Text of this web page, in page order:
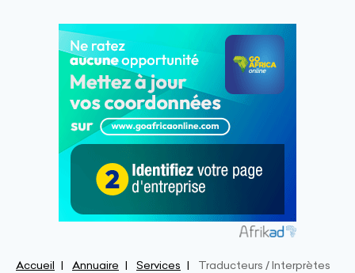
Accueil Annuaire Services Traducteurs / Interprètes